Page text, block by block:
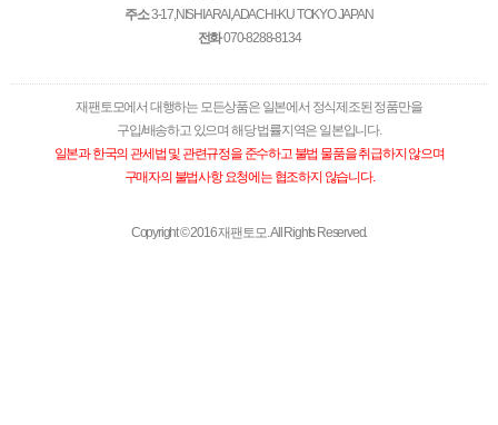
주소3-17,NISHIARAI,ADACHI-KU TOKYO JAPAN
전화070-8288-8134
재팬토모에서 대행하는 모든상품은 일본에서 정식제조된 정품만을
구입/배송하고 있으며 해당 법률지역은 일본입니다.
일본과 한국의 관세법 및 관련규정을 준수하고 불법 물품을 취급하지 않으며
구매자의 불법사항 요청에는 협조하지 않습니다.
Copyright © 2016 재팬토모. All Rights Reserved.